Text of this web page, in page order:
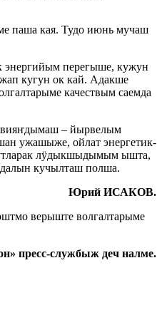
паша кая. Тудо июнь мучаш
энергийым перегыше, кужун
кугун ок кай. Адакше
качествым саемда
– йырвелым
ужашыже, ойлат энергетик-
лӱдыкшыдымым ышта,
кучылташ полша.
Юрий ИСАКОВ.
верыште волгалтарыме
пресс-службыж деч налме.